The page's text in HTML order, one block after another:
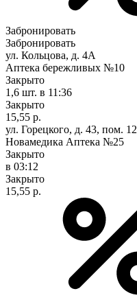
Забронировать
Забронировать
ул. Кольцова, д. 4А
Аптека бережливых №10
Закрыто
1,6 шт. в 11:36
Закрыто
15,55 р.
ул. Горецкого, д. 43, пом. 12
Новамедика Аптека №25
Закрыто
в 03:12
Закрыто
15,55 р.